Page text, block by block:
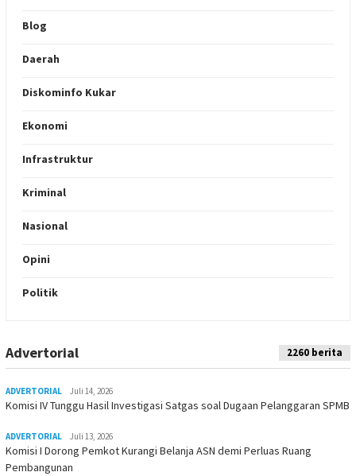
Blog
Daerah
Diskominfo Kukar
Ekonomi
Infrastruktur
Kriminal
Nasional
Opini
Politik
Indeks
Advertorial 2260 berita
ADVERTORIAL Juli 14, 2026
Komisi IV Tunggu Hasil Investigasi Satgas soal Dugaan Pelanggaran SPMB
ADVERTORIAL Juli 13, 2026
Komisi I Dorong Pemkot Kurangi Belanja ASN demi Perluas Ruang
Pembangunan